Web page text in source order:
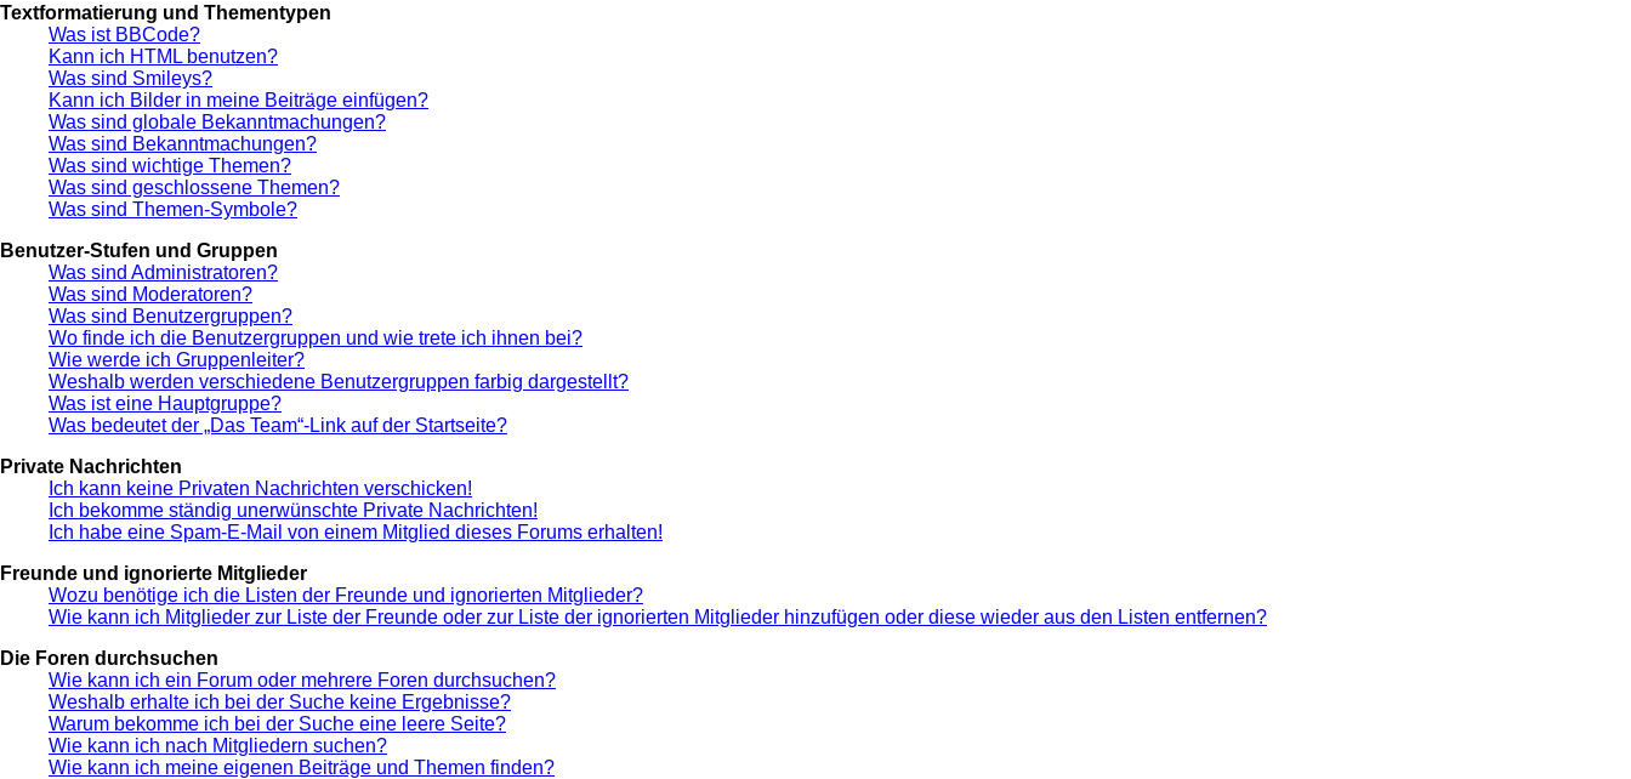
Textformatierung und Thementypen
Was ist BBCode?
Kann ich HTML benutzen?
Was sind Smileys?
Kann ich Bilder in meine Beiträge einfügen?
Was sind globale Bekanntmachungen?
Was sind Bekanntmachungen?
Was sind wichtige Themen?
Was sind geschlossene Themen?
Was sind Themen-Symbole?
Benutzer-Stufen und Gruppen
Was sind Administratoren?
Was sind Moderatoren?
Was sind Benutzergruppen?
Wo finde ich die Benutzergruppen und wie trete ich ihnen bei?
Wie werde ich Gruppenleiter?
Weshalb werden verschiedene Benutzergruppen farbig dargestellt?
Was ist eine Hauptgruppe?
Was bedeutet der „Das Team“-Link auf der Startseite?
Private Nachrichten
Ich kann keine Privaten Nachrichten verschicken!
Ich bekomme ständig unerwünschte Private Nachrichten!
Ich habe eine Spam-E-Mail von einem Mitglied dieses Forums erhalten!
Freunde und ignorierte Mitglieder
Wozu benötige ich die Listen der Freunde und ignorierten Mitglieder?
Wie kann ich Mitglieder zur Liste der Freunde oder zur Liste der ignorierten Mitglieder hinzufügen oder diese wieder aus den Listen entfernen?
Die Foren durchsuchen
Wie kann ich ein Forum oder mehrere Foren durchsuchen?
Weshalb erhalte ich bei der Suche keine Ergebnisse?
Warum bekomme ich bei der Suche eine leere Seite?
Wie kann ich nach Mitgliedern suchen?
Wie kann ich meine eigenen Beiträge und Themen finden?